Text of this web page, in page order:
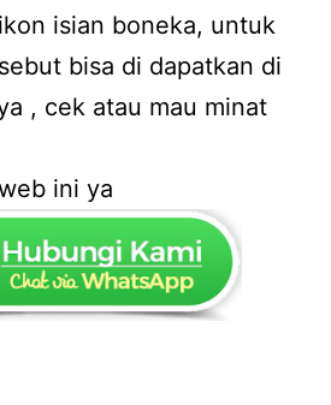
isian boneka, untuk
bisa di dapatkan di
, cek atau mau minat
ini ya